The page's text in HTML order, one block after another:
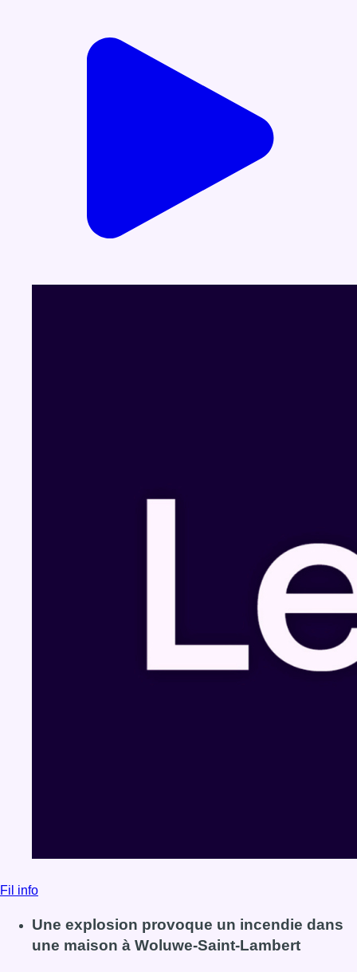
Fil info
Une explosion provoque un incendie dans
une maison à Woluwe-Saint-Lambert